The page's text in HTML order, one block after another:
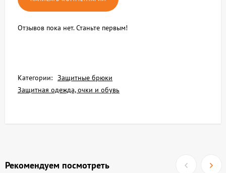
Отзывов пока нет. Станьте первым!
Категории: Защитные брюки
Защитная одежда, очки и обувь
Рекомендуем посмотреть